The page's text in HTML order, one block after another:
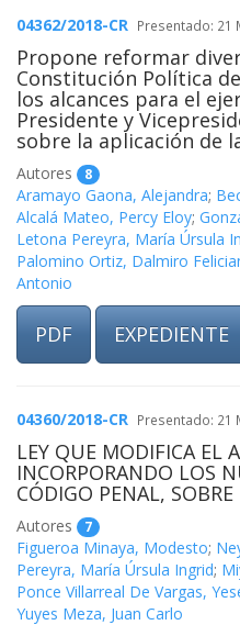
04362/2018-CR Presentado: 21
Propone reformar
Constitución Política
los alcances para el
Presidente y
sobre la aplicación de
Autores 8
Aramayo Gaona, Alejandra;
Alcalá Mateo, Percy Eloy;
Letona Pereyra, María Úrsula
Palomino Ortiz, Dalmiro
Antonio
PDF EXPEDIENTE
04360/2018-CR Presentado: 21
LEY QUE MODIFICA EL
INCORPORANDO LOS
CÓDIGO PENAL,
Autores 7
Figueroa Minaya, Modesto;
Pereyra, María Úrsula Ingrid;
Ponce Villarreal De Vargas,
Yuyes Meza, Juan Carlo